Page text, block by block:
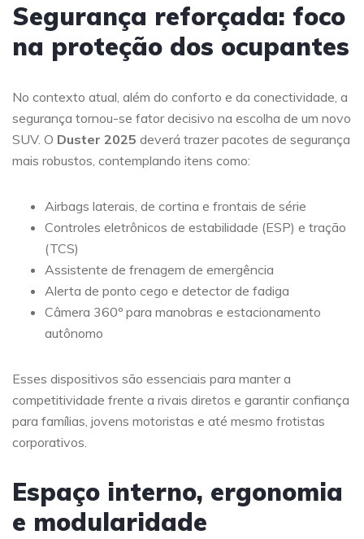
Segurança reforçada: foco
na proteção dos ocupantes
No contexto atual, além do conforto e da conectividade, a
segurança tornou-se fator decisivo na escolha de um novo
SUV. O Duster 2025 deverá trazer pacotes de segurança
mais robustos, contemplando itens como:
Airbags laterais, de cortina e frontais de série
Controles eletrônicos de estabilidade (ESP) e tração
(TCS)
Assistente de frenagem de emergência
Alerta de ponto cego e detector de fadiga
Câmera 360º para manobras e estacionamento
autônomo
Esses dispositivos são essenciais para manter a
competitividade frente a rivais diretos e garantir confiança
para famílias, jovens motoristas e até mesmo frotistas
corporativos.
Espaço interno, ergonomia
e modularidade